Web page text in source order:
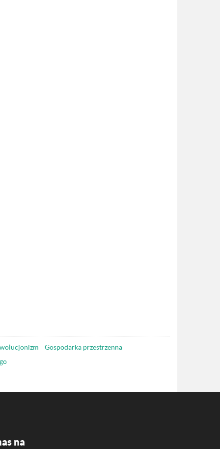
Gospodarka przestrzenna
na